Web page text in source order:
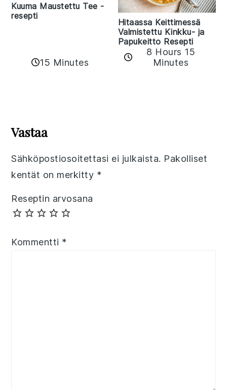
Kuuma Maustettu Tee -
resepti
15 Minutes
Hitaassa Keittimessä
Valmistettu Kinkku- ja
Papukeitto Resepti
8 Hours 15
Minutes
Interactions
Vastaa
Sähköpostiosoitettasi ei julkaista. Pakolliset
kentät on merkitty *
Reseptin arvosana
Kommentti *